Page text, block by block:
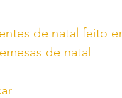
de natal feito
de natal